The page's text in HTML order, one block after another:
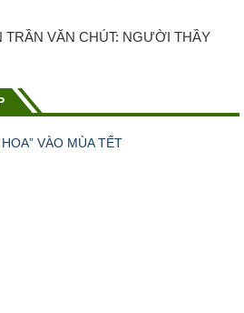
TRẦN VĂN CHÚT: NGƯỜI THẦY